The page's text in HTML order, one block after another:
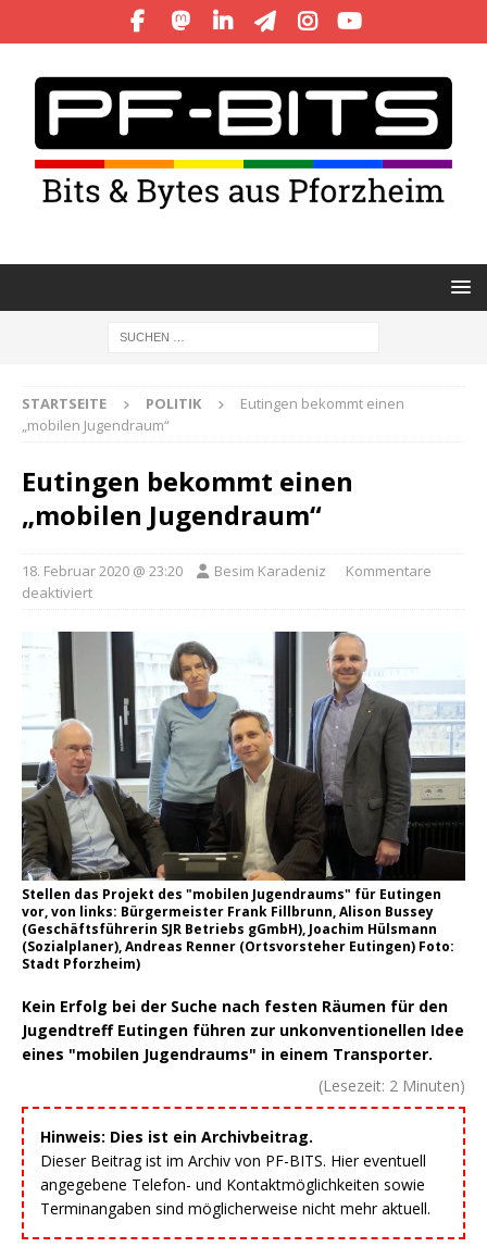
STARTSEITE POLITIK
Eutingen bekommt einen
„mobilen Jugendraum“
Eutingen bekommt einen
„mobilen Jugendraum“
18. Februar 2020 @ 23:20 Besim Karadeniz
Kommentare
deaktiviert
Stellen das Projekt des "mobilen Jugendraums" für Eutingen
vor, von links: Bürgermeister Frank Fillbrunn, Alison Bussey
(Geschäftsführerin SJR Betriebs gGmbH), Joachim Hülsmann
(Sozialplaner), Andreas Renner (Ortsvorsteher Eutingen) Foto:
Stadt Pforzheim)
Kein Erfolg bei der Suche nach festen Räumen für den
Jugendtreff Eutingen führen zur unkonventionellen Idee
eines "mobilen Jugendraums" in einem Transporter.
(Lesezeit: 2 Minuten)
Hinweis: Dies ist ein Archivbeitrag.
Dieser Beitrag ist im Archiv von PF-BITS. Hier eventuell
angegebene Telefon- und Kontaktmöglichkeiten sowie
Terminangaben sind möglicherweise nicht mehr aktuell.